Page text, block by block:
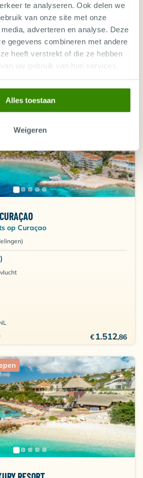
te analyseren. Ook delen we
van onze site met onze
adverteren en analyse. Deze
gegevens combineren met andere
heeft verstrekt of die ze hebben
uw gebruik van hun services.
Alles toestaan
Weigeren
op Curaçao
€ 1.512,86